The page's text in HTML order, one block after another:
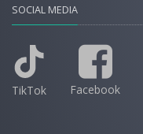
SOCIAL MEDIA
TikTok Facebook